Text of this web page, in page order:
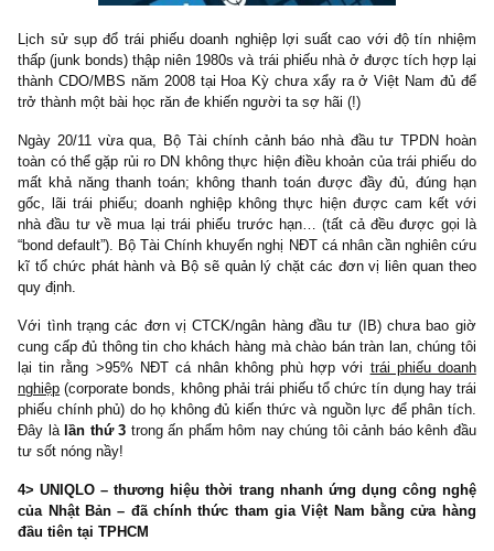
xét đến tỷ lệ đòn bẩy equity multiplier khá nguy hiểm của chúng
mà chúng tôi đã nhiều lần phân tích, cảnh báo nếu tình hình vĩ
ngột đảo chiều…
3> Bộ Tài Chính cảnh báo nhà đầu tư không nên mua trái
Lịch sử sụp đổ trái phiếu doanh nghiệp lợi suất cao với độ tín
thấp (junk bonds) thập niên 1980s và trái phiếu nhà ở được tích
thành CDO/MBS năm 2008 tại Hoa Kỳ chưa xẩy ra ở Việt Nam
trở thành một bài học răn đe khiến người ta sợ hãi (!)
Ngày 20/11 vừa qua, Bộ Tài chính cảnh báo nhà đầu tư TPDN
toàn có thể gặp rủi ro DN không thực hiện điều khoản của trái
mất khả năng thanh toán; không thanh toán được đầy đủ,